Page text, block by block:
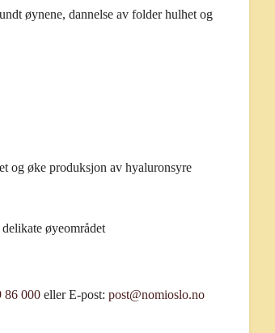
øynene, dannelse av folder hulhet og
og øke produksjon av hyaluronsyre
øyeområdet
86 000 eller E-post: post@nomioslo.no